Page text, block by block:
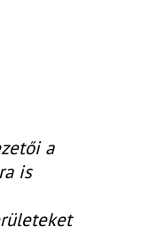
a
is